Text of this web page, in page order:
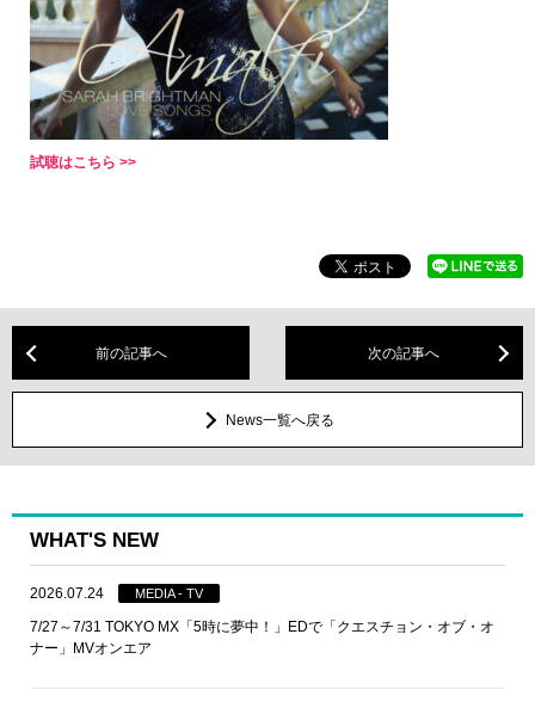
試聴はこちら >>
前の記事へ 次の記事へ
News一覧へ戻る
WHAT'S NEW
2026.07.24 MEDIA - TV
7/27～7/31 TOKYO MX「5時に夢中！」EDで「クエスチョン・オブ・オ
ナー」MVオンエア